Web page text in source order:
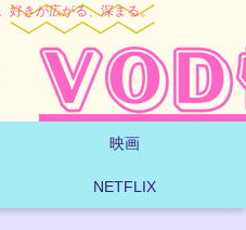
好きが広がる、深まる。
映画
NETFLIX